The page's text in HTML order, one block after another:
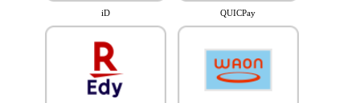
iD QUICPay